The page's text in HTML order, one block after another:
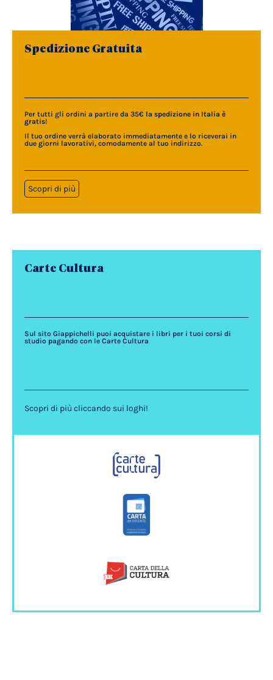
Spedizione Gratuita
Per tutti gli ordini a partire da 35€ la spedizione in Italia è
gratis!
Il tuo ordine verrà elaborato immediatamente e lo riceverai in
due giorni lavorativi, comodamente al tuo indirizzo.
Scopri di più
Carte Cultura
Sul sito Giappichelli puoi acquistare i libri per i tuoi corsi di
studio pagando con le Carte Cultura
Scopri di più cliccando sui loghi!